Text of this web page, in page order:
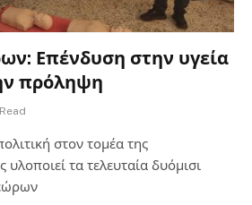
Επένδυση στην υγεία
πρόληψη
στον τομέα της
τα τελευταία δυόμισι